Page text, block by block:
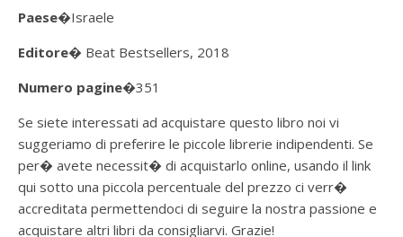
Paese�Israele
Editore� Beat Bestsellers, 2018
Numero pagine�351
Se siete interessati ad acquistare questo libro noi vi
suggeriamo di preferire le piccole librerie indipendenti. Se
per� avete necessit� di acquistarlo online, usando il link
qui sotto una piccola percentuale del prezzo ci verr�
accreditata permettendoci di seguire la nostra passione e
acquistare altri libri da consigliarvi. Grazie!